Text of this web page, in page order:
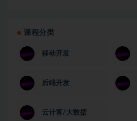
课程分类
移动开发
后端开发
云计算/大数据